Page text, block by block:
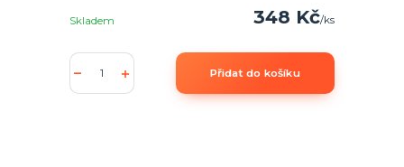
348 Kč/ks
Skladem
Přidat do košíku